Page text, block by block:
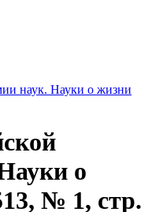
наук. Науки о жизни
о
№ 1, стр.